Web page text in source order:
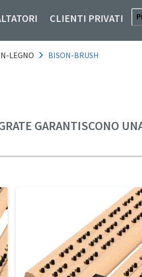
CLIENTI PRIVATI
LEGNO BISON-BRUSH
GARANTISCONO